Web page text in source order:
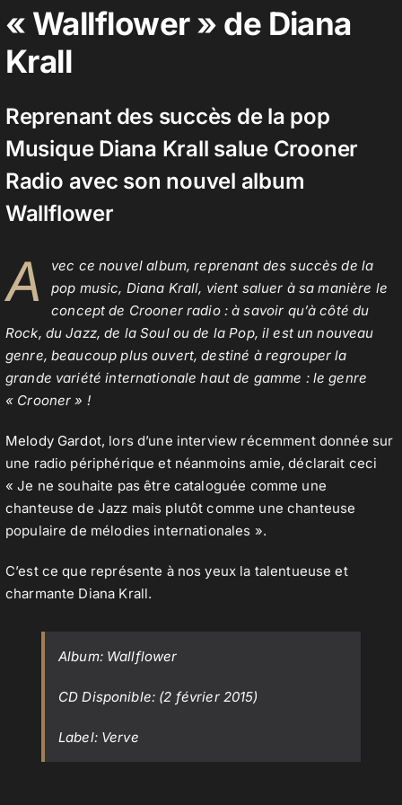
Contact
« Wallflower » de Diana
Krall
Reprenant des succès de la pop
Musique Diana Krall salue Crooner
Radio avec son nouvel album
Wallflower
A
vec ce nouvel album, reprenant des succès de la
pop music, Diana Krall, vient saluer à sa manière le
concept de Crooner radio : à savoir qu’à côté du
Rock, du Jazz, de la Soul ou de la Pop, il est un nouveau
genre, beaucoup plus ouvert, destiné à regrouper la
grande variété internationale haut de gamme : le genre
« Crooner » !
Melody Gardot, lors d’une interview récemment donnée sur
une radio périphérique et néanmoins amie, déclarait ceci
« Je ne souhaite pas être cataloguée comme une
chanteuse de Jazz mais plutôt comme une chanteuse
populaire de mélodies internationales ».
C’est ce que représente à nos yeux la talentueuse et
charmante Diana Krall.
Album: Wallflower
CD Disponible: (2 février 2015)
Label: Verve